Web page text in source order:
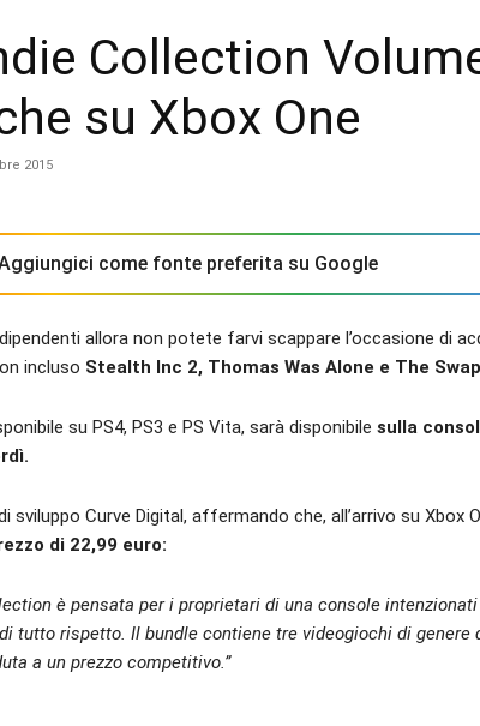
Collection
su Xbox One
2015
come fonte preferita su Google
allora non potete farvi scappare l’occasione di
incluso Stealth Inc 2, Thomas Was Alone e The
su PS4, PS3 e PS Vita, sarà disponibile sulla
sviluppo Curve Digital, affermando che, all’arrivo su Xbox
di 22,99 euro:
è pensata per i proprietari di una console
tutto rispetto. Il bundle contiene tre videogiochi di genere
a un prezzo competitivo.”